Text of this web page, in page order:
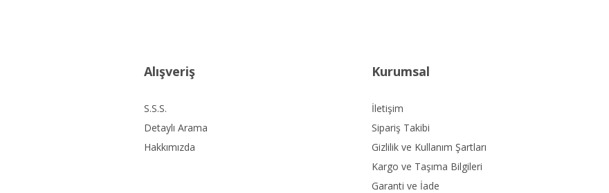
Alışveriş
S.S.S.
Detaylı Arama
Hakkımızda
Kurumsal
İletişim
Sipariş Takibi
Gizlilik ve Kullanım Şartları
Kargo ve Taşıma Bilgileri
Garanti ve İade